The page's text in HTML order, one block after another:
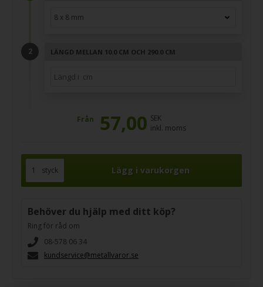
LÄNGD MELLAN 10.0 CM OCH 290.0 CM
Från 57,00 SEK
inkl. moms
styck
Behöver du hjälp med ditt köp?
Ring för råd om
08-578 06 34
kundservice@metallvaror.se